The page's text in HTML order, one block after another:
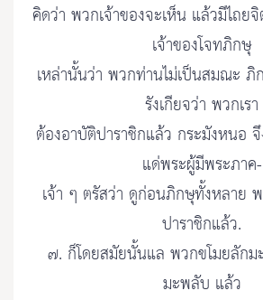
คิดว่า พวกเจ้าของจะเห็น แล้วมีไถ
เจ้าของโจทภิกษุ
เหล่านั้นว่า พวกท่านไม่เป็นสมณะ ภิ
รังเกียจว่า พวกเรา
ต้องอาบัติปาราชิกแล้ว กระมังหนอ
แด่พระผู้มีพระภาค-
เจ้า ๆ ตรัสว่า ดูก่อนภิกษุทั้งหลาย
ปาราชิกแล้ว.
๗. ก็โดยสมัยนั้นแล พวกขโมยลักม
มะพลับ แล้ว